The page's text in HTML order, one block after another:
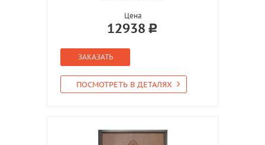
Цена
12938
ЗАКАЗАТЬ
ПОСМОТРЕТЬ В ДЕТАЛЯХ